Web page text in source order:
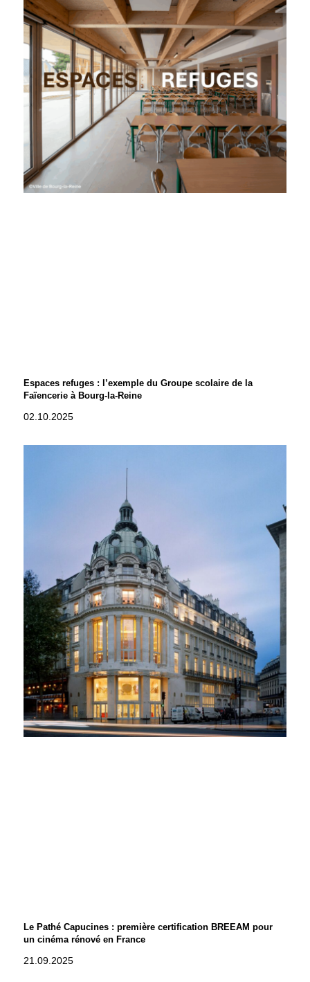
Espaces refuges : l’exemple du Groupe scolaire de la
Faïencerie à Bourg-la-Reine
02.10.2025
Le Pathé Capucines : première certification BREEAM pour
un cinéma rénové en France
21.09.2025